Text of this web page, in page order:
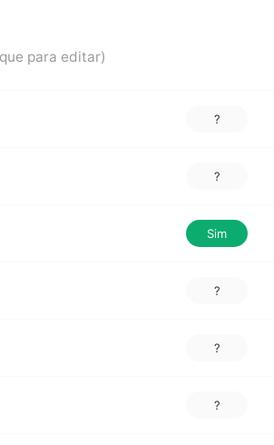
?
?
Sim
?
?
?